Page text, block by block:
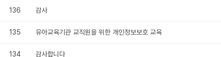
136 감사
135 유아교육기관 교직원을 위한 개인정보보호 교육
134 감사합니다